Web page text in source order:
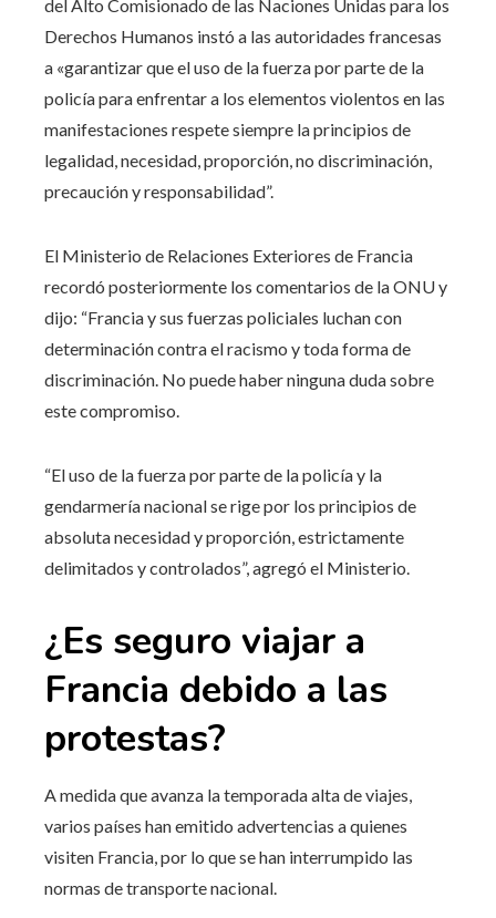
del Alto Comisionado de las Naciones Unidas para los
Derechos Humanos instó a las autoridades francesas
a «garantizar que el uso de la fuerza por parte de la
policía para enfrentar a los elementos violentos en las
manifestaciones respete siempre la principios de
legalidad, necesidad, proporción, no discriminación,
precaución y responsabilidad”.
El Ministerio de Relaciones Exteriores de Francia
recordó posteriormente los comentarios de la ONU y
dijo: “Francia y sus fuerzas policiales luchan con
determinación contra el racismo y toda forma de
discriminación. No puede haber ninguna duda sobre
este compromiso.
“El uso de la fuerza por parte de la policía y la
gendarmería nacional se rige por los principios de
absoluta necesidad y proporción, estrictamente
delimitados y controlados”, agregó el Ministerio.
¿Es seguro viajar a
Francia debido a las
protestas?
A medida que avanza la temporada alta de viajes,
varios países han emitido advertencias a quienes
visiten Francia, por lo que se han interrumpido las
normas de transporte nacional.